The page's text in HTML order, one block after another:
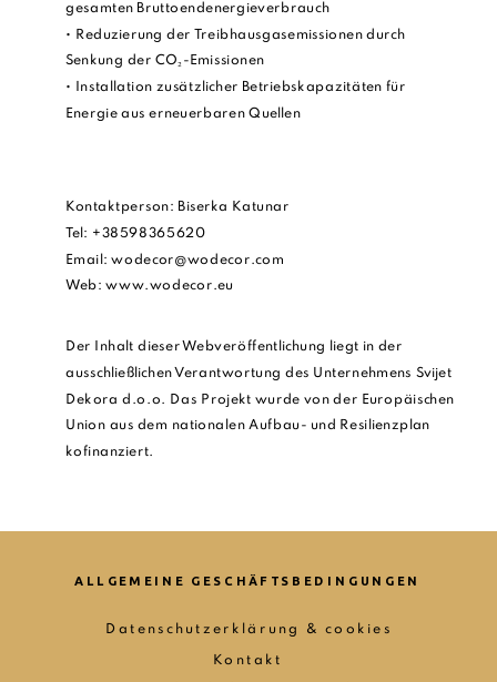
gesamten Bruttoendenergieverbrauch
• Reduzierung der Treibhausgasemissionen durch
Senkung der CO₂-Emissionen
• Installation zusätzlicher Betriebskapazitäten für
Energie aus erneuerbaren Quellen
Kontaktperson: Biserka Katunar
Tel: +38598365620
Email: wodecor@wodecor.com
Web: www.wodecor.eu
Der Inhalt dieser Webveröffentlichung liegt in der
ausschließlichen Verantwortung des Unternehmens Svijet
Dekora d.o.o. Das Projekt wurde von der Europäischen
Union aus dem nationalen Aufbau- und Resilienzplan
kofinanziert.
ALLGEMEINE GESCHÄFTSBEDINGUNGEN
Datenschutzerklärung & cookies
Kontakt